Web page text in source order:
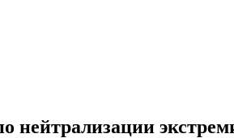
нейтрализации